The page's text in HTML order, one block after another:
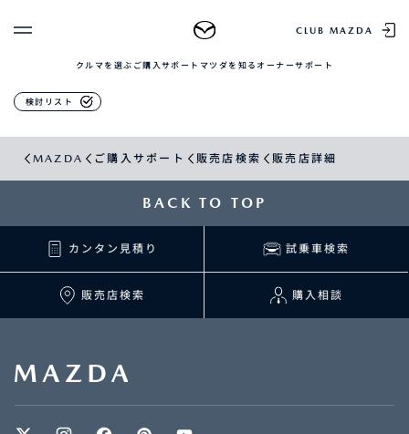
CLUB MAZDA
クルマを選ぶ ご購入サポート マツダを知る オーナーサポート
検討リスト
クルマ購入ガイド
カンタン見積り
販売店検索
試乗車検索
新規会員登録
QRコード
登録情報の変更
お知らせ配信の登録・解除
ログアウト
販売店検索
MAZDA ご購入サポート 販売店検索 販売店詳細
BACK TO TOP
カンタン見積り 試乗車検索
販売店検索 購入相談